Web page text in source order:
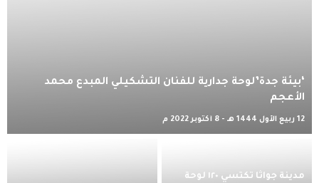
‘بيئة جدة’لوحة جدارية للفنان التشكيلي المبدع محمد
الأعجم
12 ربيع الأول 1444 هـ - 8 أكتوبر 2022 م
مدينة جواثا تكتسي ١٢٠ لوحة